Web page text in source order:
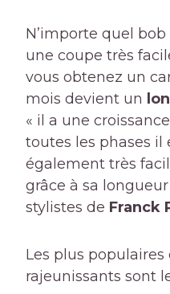
N’importe quel bob
une coupe très
vous obtenez un
mois devient un
« il a une
toutes les phases il
également très
grâce à sa
stylistes de Franck
Les plus populaires
rajeunissants sont